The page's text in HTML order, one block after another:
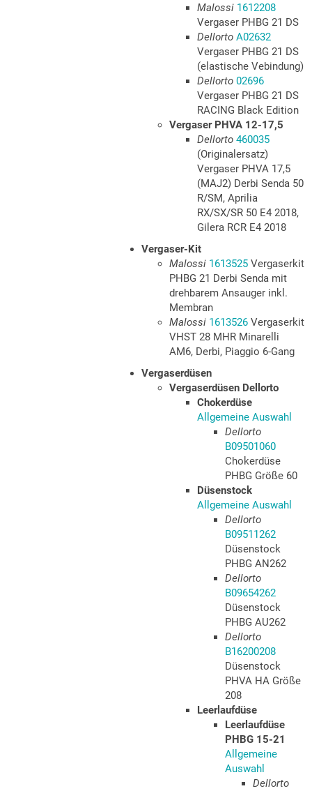
Malossi 1612208
Vergaser PHBG 21 DS
Dellorto A02632
Vergaser PHBG 21 DS
(elastische Vebindung)
Dellorto 02696
Vergaser PHBG 21 DS
RACING Black Edition
Vergaser PHVA 12-17,5
Dellorto 460035
(Originalersatz)
Vergaser PHVA 17,5
(MAJ2) Derbi Senda 50
R/SM, Aprilia
RX/SX/SR 50 E4 2018,
Gilera RCR E4 2018
Vergaser-Kit
Malossi 1613525Vergaserkit
PHBG 21 Derbi Senda mit
drehbarem Ansauger inkl.
Membran
Malossi 1613526Vergaserkit
VHST 28 MHR Minarelli
AM6, Derbi, Piaggio 6-Gang
Vergaserdüsen
Vergaserdüsen Dellorto
Chokerdüse
Allgemeine Auswahl
Dellorto
B09501060
Chokerdüse
PHBG Größe 60
Düsenstock
Allgemeine Auswahl
Dellorto
B09511262
Düsenstock
PHBG AN262
Dellorto
B09654262
Düsenstock
PHBG AU262
Dellorto
B16200208
Düsenstock
PHVA HA Größe
208
Leerlaufdüse
Leerlaufdüse
PHBG 15-21
Allgemeine
Auswahl
Dellorto